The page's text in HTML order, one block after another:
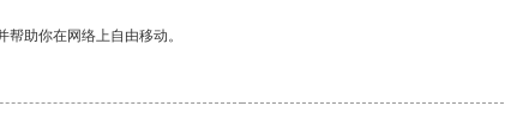
助你在网络上自由移动。